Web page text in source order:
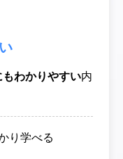
わかりやすい内
り学べる